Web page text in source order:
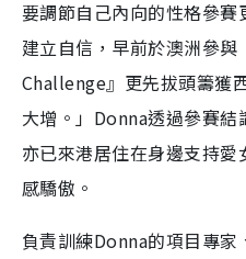
要調節自己內向的性格參
建立自信，早前於澳洲參
Challenge』更先拔頭籌獲
大增。」Donna透過參賽
亦已來港居住在身邊支持
感驕傲。
負責訓練Donna的項目專